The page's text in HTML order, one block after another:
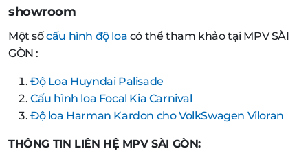
showroom
Một sốcấu hình độ loa có thể tham khảo tại MPV SÀI
GÒN :
Độ Loa Huyndai Palisade
Cấu hình loa Focal Kia Carnival
Độ loa Harman Kardon cho VolkSwagen Viloran
THÔNG TIN LIÊN HỆ MPV SÀI GÒN: